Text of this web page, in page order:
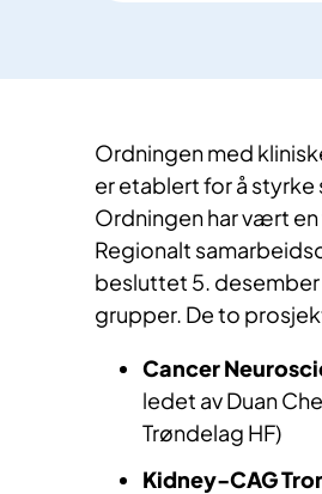
Ordningen med
er etablert for å
Ordningen har vært
Regionalt
besluttet 5.
grupper. De to
Cancer
ledet av Duan
Trøndelag HF)
Kidney-CAG